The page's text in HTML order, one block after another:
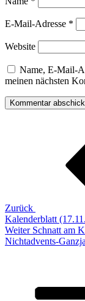
E-Mail-Adresse *
Website
Name, E-Mail-
meinen nächsten
Zurück
Kalenderblatt
Nächster
Beitrag
Weiter Schnatt am
Nichtadvents-